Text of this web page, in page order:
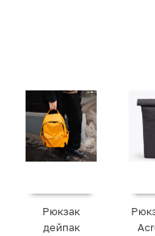
Рюкзак
дейпак